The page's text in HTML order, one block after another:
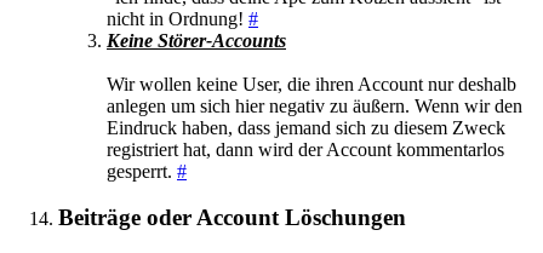
nicht in Ordnung! #
Keine Störer-Accounts
Wir wollen keine User, die ihren Account nur deshalb
anlegen um sich hier negativ zu äußern. Wenn wir den
Eindruck haben, dass jemand sich zu diesem Zweck
registriert hat, dann wird der Account kommentarlos
gesperrt. #
Beiträge oder Account Löschungen